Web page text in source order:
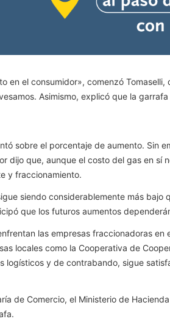
el consumidor», comenzó
Asimismo, explicó que la
sobre el porcentaje de aumento. Sin
dijo que, aunque el costo del gas en sí
y fraccionamiento.
siendo considerablemente más bajo
que los futuros aumentos
las empresas fraccionadoras en
locales como la Cooperativa de
y de contrabando, sigue
de Comercio, el Ministerio de